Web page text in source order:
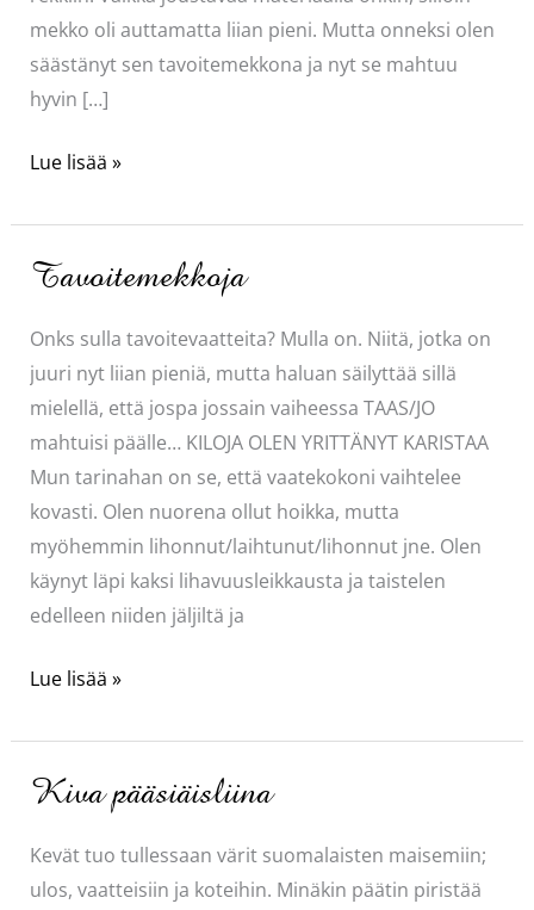
mekko oli auttamatta liian pieni. Mutta onneksi olen
säästänyt sen tavoitemekkona ja nyt se mahtuu
hyvin […]
Ihana
Lue lisää »
Tavoitemekkoja
Onks sulla tavoitevaatteita? Mulla on. Niitä, jotka on
juuri nyt liian pieniä, mutta haluan säilyttää sillä
mielellä, että jospa jossain vaiheessa TAAS/JO
mahtuisi päälle… KILOJA OLEN YRITTÄNYT KARISTAA
Mun tarinahan on se, että vaatekokoni vaihtelee
kovasti. Olen nuorena ollut hoikka, mutta
myöhemmin lihonnut/laihtunut/lihonnut jne. Olen
käynyt läpi kaksi lihavuusleikkausta ja taistelen
edelleen niiden jäljiltä ja
Tavoitemekkoja
Lue lisää »
Kiva pääsiäisliina
Kevät tuo tullessaan värit suomalaisten maisemiin;
ulos, vaatteisiin ja koteihin. Minäkin päätin piristää